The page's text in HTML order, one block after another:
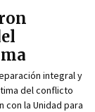
integral y
del conflicto
con la Unidad para